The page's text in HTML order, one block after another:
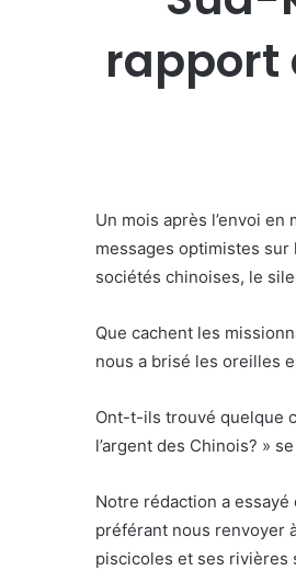
rapport
Un mois après l’envoi
messages optimistes
sociétés chinoises, le
Que cachent les
nous a brisé les oreilles
Ont-t-ils trouvé quelque
l’argent des Chinois? »
Notre rédaction a
préférant nous renvoyer
piscicoles et ses rivières